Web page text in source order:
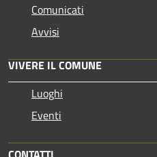
Comunicati
Avvisi
VIVERE IL COMUNE
Luoghi
Eventi